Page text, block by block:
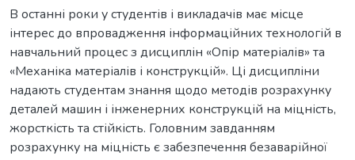
В останні роки у студентів і викладачів має місце
інтерес до впровадження інформаційних технологій в
навчальний процес з дисциплін «Опір матеріалів» та
«Механіка матеріалів і конструкцій». Ці дисципліни
надають студентам знання щодо методів розрахунку
деталей машин і інженерних конструкцій на міцність,
жорсткість та стійкість. Головним завданням
розрахунку на міцність є забезпечення безаварійної